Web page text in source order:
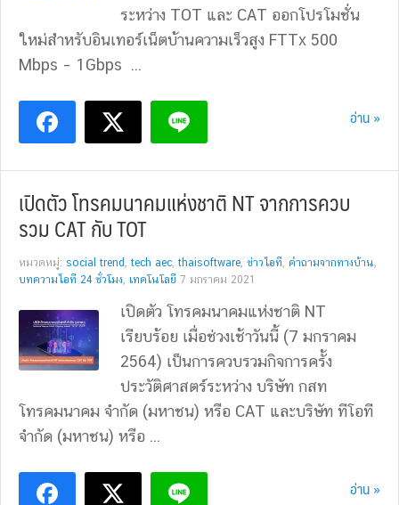
ระหว่าง TOT และ CAT ออกโปรโมชั่น
ใหม่สำหรับอินเทอร์เน็ตบ้านความเร็วสูง FTTx 500
Mbps – 1Gbps ...
อ่าน »
เปิดตัว โทรคมนาคมแห่งชาติ NT จากการควบ
รวม CAT กับ TOT
หมวดหมู่: social trend ,tech aec,thaisoftware, ข่าวไอที, คำถามจากทางบ้าน,
บทความไอที 24 ชั่วโมง, เทคโนโลยี 7 มกราคม 2021
เปิดตัว โทรคมนาคมแห่งชาติ NT
เรียบร้อย เมื่อช่วงเช้าวันนี้ (7 มกราคม
2564) เป็นการควบรวมกิจการครั้ง
ประวัติศาสตร์ระหว่าง บริษัท กสท
โทรคมนาคม จำกัด (มหาชน) หรือ CAT และบริษัท ทีโอที
จำกัด (มหาชน) หรือ ...
อ่าน »